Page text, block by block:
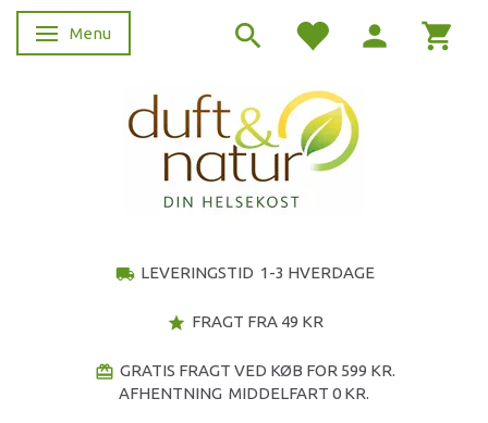
Skifte navigation
Menu
local_shipping LEVERINGSTID 1-3 HVERDAGE
star FRAGT FRA 49 KR
redeem GRATIS FRAGT VED KØB FOR 599 KR.
AFHENTNING MIDDELFART 0 KR.